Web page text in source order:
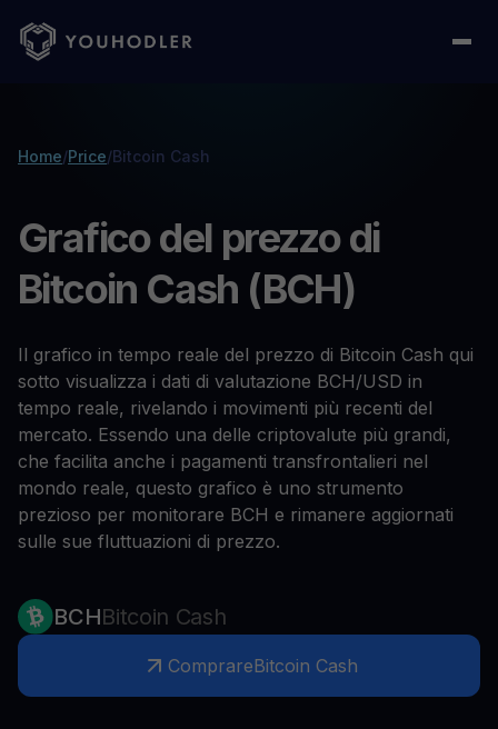
Home/Price/Bitcoin Cash
Grafico del prezzo di
Bitcoin Cash (BCH)
Il grafico in tempo reale del prezzo di Bitcoin Cash qui
sotto visualizza i dati di valutazione BCH/USD in
tempo reale, rivelando i movimenti più recenti del
mercato. Essendo una delle criptovalute più grandi,
che facilita anche i pagamenti transfrontalieri nel
mondo reale, questo grafico è uno strumento
prezioso per monitorare BCH e rimanere aggiornati
sulle sue fluttuazioni di prezzo.
BCHBitcoin Cash
ComprareBitcoin Cash